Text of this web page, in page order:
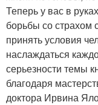
Теперь у вас в
борьбы со страхом
принять условия
наслаждаться
серьезности темы
благодаря
доктора Ирвина